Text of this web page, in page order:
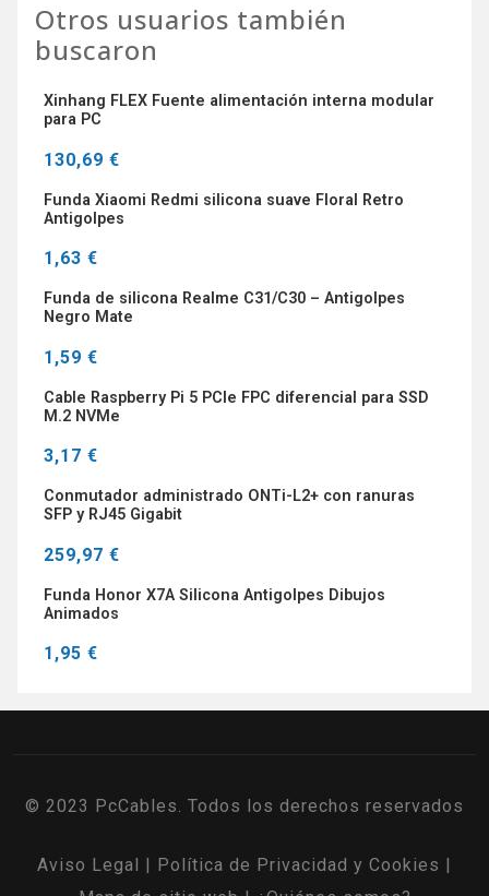
Otros usuarios también
buscaron
Xinhang FLEX Fuente alimentación interna modular
para PC
130,69 €
Funda Xiaomi Redmi silicona suave Floral Retro
Antigolpes
1,63 €
Funda de silicona Realme C31/C30 – Antigolpes
Negro Mate
1,59 €
Cable Raspberry Pi 5 PCIe FPC diferencial para SSD
M.2 NVMe
3,17 €
Conmutador administrado ONTi-L2+ con ranuras
SFP y RJ45 Gigabit
259,97 €
Funda Honor X7A Silicona Antigolpes Dibujos
Animados
1,95 €
© 2023 PcCables. Todos los derechos reservados
Aviso Legal Política de Privacidad y Cookies